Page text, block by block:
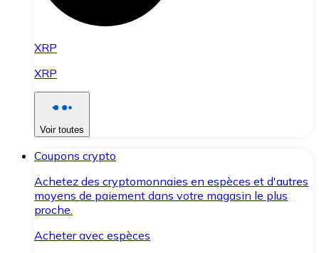
XRP
XRP
Voir toutes
Coupons crypto
Achetez des cryptomonnaies en espèces et d'autres
moyens de paiement dans votre magasin le plus
proche.
Acheter avec espèces